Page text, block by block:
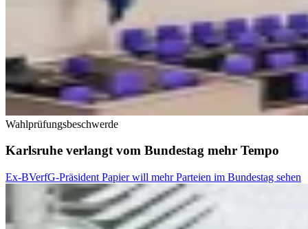
Wahlprüfungsbeschwerde
Karlsruhe verlangt vom Bundestag mehr Tempo
Ex-BVerfG-Präsident Papier will mehr Parteien im Bundestag sehen